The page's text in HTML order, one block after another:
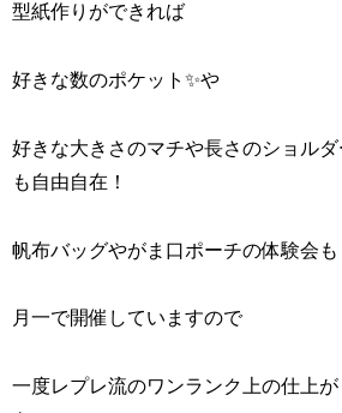
型紙作りができれば
好きな数のポケット✨や
好きな大きさのマチや長さのショルダ
も自由自在！
帆布バッグやがま口ポーチの体験会も
月一で開催していますので
一度レプレ流のワンランク上の仕上が